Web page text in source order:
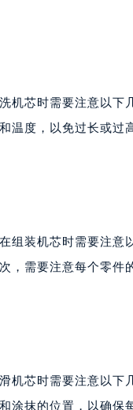
芯时需要注意以下
温度，以免过长或过
装机芯时需要注意
，需要注意每个零件
芯时需要注意以下
抹的位置，以确保